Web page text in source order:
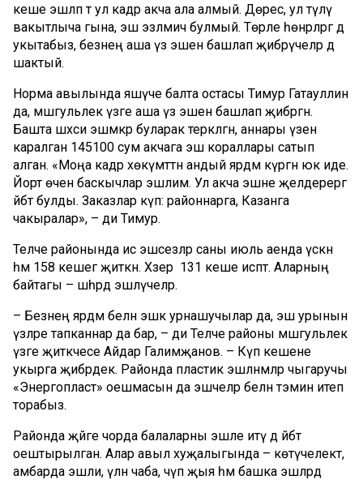
кеше эшләп тә ул кадәр акча ала алмый. Дөрес, ул түләү
вакытлыча гына, эш эзләмичә булмый. Төрле һөнәрләргә дә
укытабыз, безнең аша үз эшен башлап җибәрүчеләр дә
шактый.
Норма авылында яшәүче балта остасы Тимур Гатауллин
да, мәшгульлек үзәге аша үз эшен башлап җибәргән.
Башта шәхси эшмәкәр буларак теркәлгән, аннары үзенә
каралган 145100 сум акчага эш кораллары сатып
алган. «Моңа кадәр хөкүмәттән андый ярдәм күргән юк иде.
Йорт өчен баскычлар эшлим. Ул акча эшне җәелдерергә
әйбәт булды. Заказлар күп: районнарга, Казанга
чакыралар», – ди Тимур.
Теләче районында исә эшсезләр саны июль аенда үскән
һәм 158 кешегә җиткән. Хәзер 131 кеше исәптә. Аларның
байтагы – шәһәрдә эшләүчеләр.
– Безнең ярдәм белән эшкә урнашучылар да, эш урынын
үзләре тапканнар да бар, – ди Теләче районы мәшгульлек
үзәге җитәкчесе Айдар Галимҗанов. – Күп кешене
укырга җибәрдек. Районда пластик эшләнмәләр чыгаручы
«Энергопласт» оешмасын да эшчеләр белән тәэмин итеп
торабыз.
Районда җәйге чорда балаларны эшле итү дә әйбәт
оештырылган. Алар авыл хуҗалыгында – көтүчелектә,
амбарда эшли, үлән чаба, чүп җыя һәм башка эшләрдә